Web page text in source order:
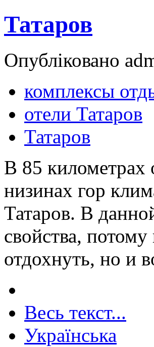
Татаров
Опубліковано
комплексы
отели Татаров
Татаров
В 85 километрах
низинах гор
Татаров. В
свойства,
отдохнуть, но и
Весь текст...
Українська